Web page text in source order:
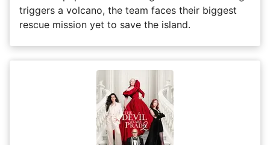
triggers a volcano, the team faces their biggest
rescue mission yet to save the island.